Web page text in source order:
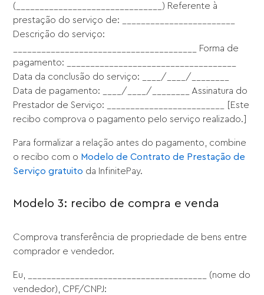
(_______________________________) Referente à
prestação do serviço de: ________________________
Descrição do serviço:
_______________________________________ Forma de
pagamento: ____________________________________
Data da conclusão do serviço: ____/____/________
Data de pagamento: ____/____/________ Assinatura do
Prestador de Serviço: _________________________ [Este
recibo comprova o pagamento pelo serviço realizado.]
Para formalizar a relação antes do pagamento, combine
o recibo com o Modelo de Contrato de Prestação de
Serviço gratuito da InfinitePay.
Modelo 3: recibo de compra e venda
Comprova transferência de propriedade de bens entre
comprador e vendedor.
Eu, ______________________________________ (nome do
vendedor), CPF/CNPJ: